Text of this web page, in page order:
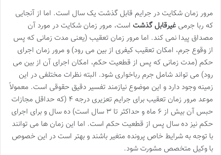
مرور زمان شکایت در جرایم قابل گذشت یک سال است. اما از آنجایی
که ربا جرمی غیرقابل گذشت است، مرور زمان شکایت در مورد آن
مصداق پیدا نمی کند. اما مرور زمان تعقیب (یعنی مدت زمانی که پس
از وقوع جرم، امکان تعقیب کیفری از بین می رود) و مرور زمان اجرای
حکم (مدت زمانی که پس از قطعیت حکم، امکان اجرای آن از بین می
رود) می تواند شامل جرم رباخواری شود. البته نظرات مختلفی در این
زمینه وجود دارد و این موضوع نیازمند تفسیر دقیق حقوقی است. معمولاً
موعد مرور زمان تعقیب برای جرایم تعزیری درجه ۴ (که حداقل مجازات
حبس آن بیش از ۶ ماه و حداکثر تا ۳ سال است) ده سال و برای اجرای
حکم نیز ده سال پس از قطعیت حکم است. اما این زمان ها می توانند
با توجه به شرایط خاص پرونده متغیر باشند و بهتر است در این خصوص
با وکیل متخصص مشورت شود.